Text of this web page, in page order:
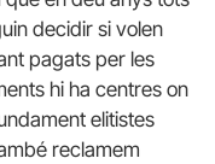
decidir si volen
pagats per les
hi ha centres on
elitistes
reclamem